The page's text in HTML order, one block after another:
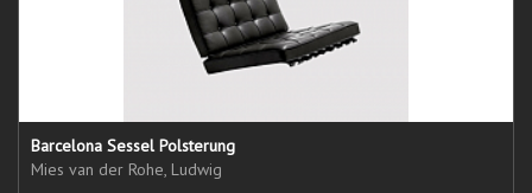
Barcelona Sessel Polsterung
Mies van der Rohe, Ludwig